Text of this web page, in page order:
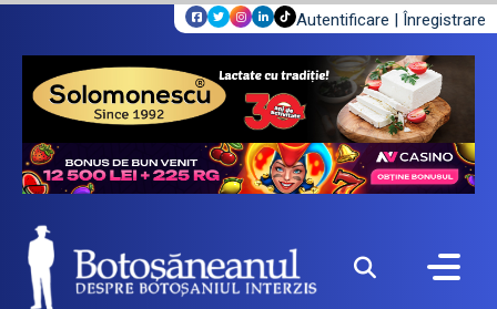
Autentificare | Înregistrare